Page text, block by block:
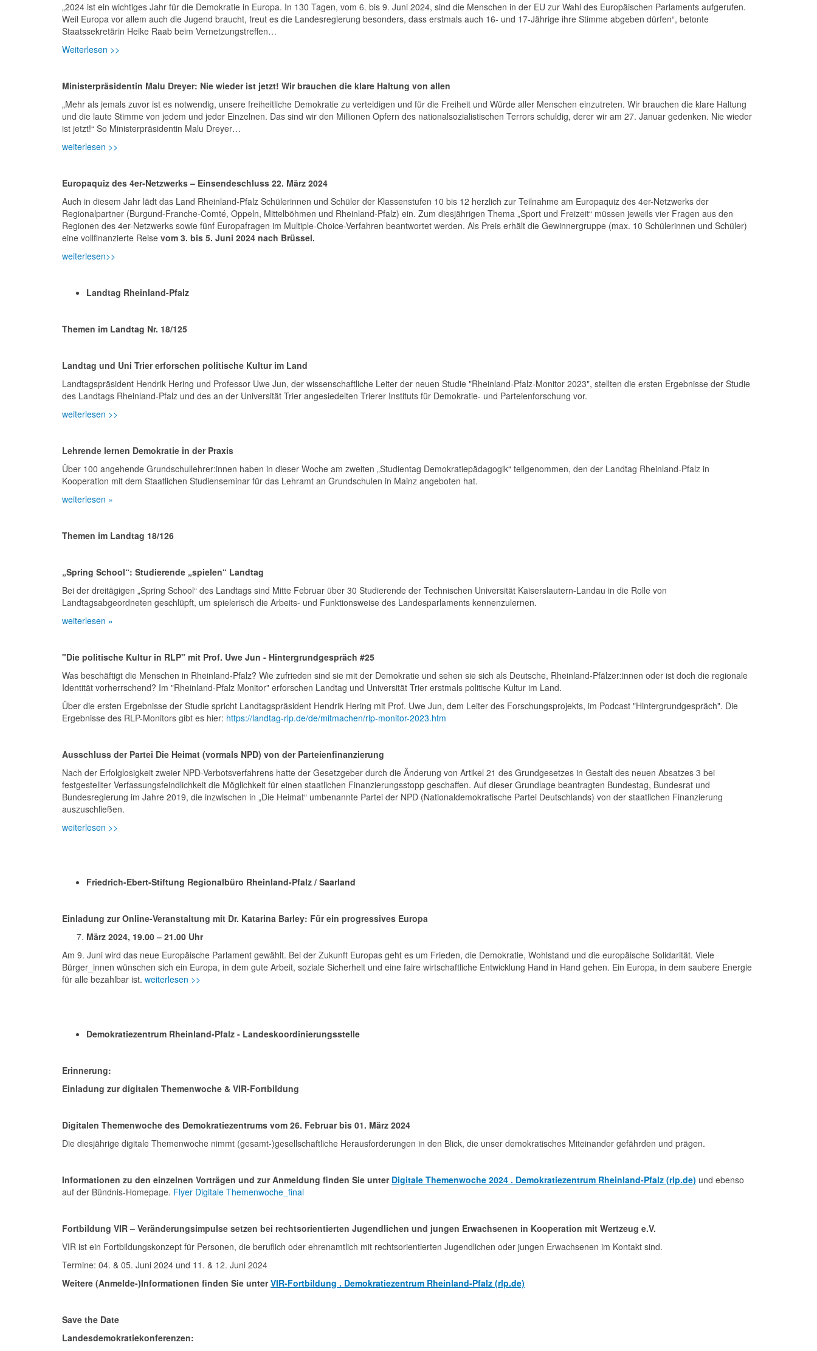
„2024 ist ein wichtiges Jahr für die Demokratie in Europa. In 130 Tagen, vom 6. bis 9. Juni 2024, sind die Menschen in der EU zur Wahl des Europäischen Parlaments aufgerufen.
Weil Europa vor allem auch die Jugend braucht, freut es die Landesregierung besonders, dass erstmals auch 16- und 17-Jährige ihre Stimme abgeben dürfen“, betonte
Staatssekretärin Heike Raab beim Vernetzungstreffen…
Weiterlesen >>
Ministerpräsidentin Malu Dreyer: Nie wieder ist jetzt! Wir brauchen die klare Haltung von allen
„Mehr als jemals zuvor ist es notwendig, unsere freiheitliche Demokratie zu verteidigen und für die Freiheit und Würde aller Menschen einzutreten. Wir brauchen die klare Haltung
und die laute Stimme von jedem und jeder Einzelnen. Das sind wir den Millionen Opfern des nationalsozialistischen Terrors schuldig, derer wir am 27. Januar gedenken. Nie wieder
ist jetzt!“ So Ministerpräsidentin Malu Dreyer…
weiterlesen >>
Europaquiz des 4er-Netzwerks – Einsendeschluss 22. März 2024
Auch in diesem Jahr lädt das Land Rheinland-Pfalz Schülerinnen und Schüler der Klassenstufen 10 bis 12 herzlich zur Teilnahme am Europaquiz des 4er-Netzwerks der
Regionalpartner (Burgund-Franche-Comté, Oppeln, Mittelböhmen und Rheinland-Pfalz) ein. Zum diesjährigen Thema „Sport und Freizeit“ müssen jeweils vier Fragen aus den
Regionen des 4er-Netzwerks sowie fünf Europafragen im Multiple-Choice-Verfahren beantwortet werden. Als Preis erhält die Gewinnergruppe (max. 10 Schülerinnen und Schüler)
eine vollfinanzierte Reise vom 3. bis 5. Juni 2024 nach Brüssel.
weiterlesen>>
Landtag Rheinland-Pfalz
Themen im Landtag Nr. 18/125
Landtag und Uni Trier erforschen politische Kultur im Land
Landtagspräsident Hendrik Hering und Professor Uwe Jun, der wissenschaftliche Leiter der neuen Studie "Rheinland-Pfalz-Monitor 2023", stellten die ersten Ergebnisse der Studie
des Landtags Rheinland-Pfalz und des an der Universität Trier angesiedelten Trierer Instituts für Demokratie- und Parteienforschung vor.
weiterlesen >>
Lehrende lernen Demokratie in der Praxis
Über 100 angehende Grundschullehrer:innen haben in dieser Woche am zweiten „Studientag Demokratiepädagogik“ teilgenommen, den der Landtag Rheinland-Pfalz in
Kooperation mit dem Staatlichen Studienseminar für das Lehramt an Grundschulen in Mainz angeboten hat.
weiterlesen »
Themen im Landtag 18/126
„Spring School“: Studierende „spielen“ Landtag
Bei der dreitägigen „Spring School“ des Landtags sind Mitte Februar über 30 Studierende der Technischen Universität Kaiserslautern-Landau in die Rolle von
Landtagsabgeordneten geschlüpft, um spielerisch die Arbeits- und Funktionsweise des Landesparlaments kennenzulernen.
weiterlesen »
"Die politische Kultur in RLP" mit Prof. Uwe Jun - Hintergrundgespräch #25
Was beschäftigt die Menschen in Rheinland-Pfalz? Wie zufrieden sind sie mit der Demokratie und sehen sie sich als Deutsche, Rheinland-Pfälzer:innen oder ist doch die regionale
Identität vorherrschend? Im "Rheinland-Pfalz Monitor" erforschen Landtag und Universität Trier erstmals politische Kultur im Land.
Über die ersten Ergebnisse der Studie spricht Landtagspräsident Hendrik Hering mit Prof. Uwe Jun, dem Leiter des Forschungsprojekts, im Podcast "Hintergrundgespräch". Die
Ergebnisse des RLP-Monitors gibt es hier: https://landtag-rlp.de/de/mitmachen/rlp-monitor-2023.htm
Ausschluss der Partei Die Heimat (vormals NPD) von der Parteienfinanzierung
Nach der Erfolglosigkeit zweier NPD-Verbotsverfahrens hatte der Gesetzgeber durch die Änderung von Artikel 21 des Grundgesetzes in Gestalt des neuen Absatzes 3 bei
festgestellter Verfassungsfeindlichkeit die Möglichkeit für einen staatlichen Finanzierungsstopp geschaffen. Auf dieser Grundlage beantragten Bundestag, Bundesrat und
Bundesregierung im Jahre 2019, die inzwischen in „Die Heimat“ umbenannte Partei der NPD (Nationaldemokratische Partei Deutschlands) von der staatlichen Finanzierung
auszuschließen.
weiterlesen >>
Friedrich-Ebert-Stiftung Regionalbüro Rheinland-Pfalz / Saarland
Einladung zur Online-Veranstaltung mit Dr. Katarina Barley: Für ein progressives Europa
März 2024, 19.00 – 21.00 Uhr
Am 9. Juni wird das neue Europäische Parlament gewählt. Bei der Zukunft Europas geht es um Frieden, die Demokratie, Wohlstand und die europäische Solidarität. Viele
Bürger_innen wünschen sich ein Europa, in dem gute Arbeit, soziale Sicherheit und eine faire wirtschaftliche Entwicklung Hand in Hand gehen. Ein Europa, in dem saubere Energie
für alle bezahlbar ist. weiterlesen >>
Demokratiezentrum Rheinland-Pfalz - Landeskoordinierungsstelle
Erinnerung:
Einladung zur digitalen Themenwoche & VIR-Fortbildung
Digitalen Themenwoche des Demokratiezentrums vom 26. Februar bis 01. März 2024
Die diesjährige digitale Themenwoche nimmt (gesamt-)gesellschaftliche Herausforderungen in den Blick, die unser demokratisches Miteinander gefährden und prägen.
Informationen zu den einzelnen Vorträgen und zur Anmeldung finden Sie unter Digitale Themenwoche 2024 . Demokratiezentrum Rheinland-Pfalz (rlp.de) und ebenso
auf der Bündnis-Homepage. Flyer Digitale Themenwoche_final
Fortbildung VIR – Veränderungsimpulse setzen bei rechtsorientierten Jugendlichen und jungen Erwachsenen in Kooperation mit Wertzeug e.V.
VIR ist ein Fortbildungskonzept für Personen, die beruflich oder ehrenamtlich mit rechtsorientierten Jugendlichen oder jungen Erwachsenen im Kontakt sind.
Termine: 04. & 05. Juni 2024 und 11. & 12. Juni 2024
Weitere (Anmelde-)Informationen finden Sie unterVIR-Fortbildung . Demokratiezentrum Rheinland-Pfalz (rlp.de)
Save the Date
Landesdemokratiekonferenzen: